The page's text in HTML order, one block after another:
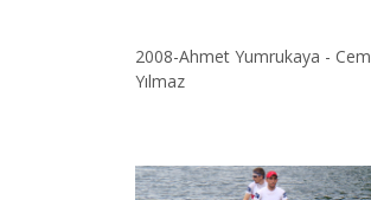
2008-Ahmet Yumrukaya - Cem
Yılmaz